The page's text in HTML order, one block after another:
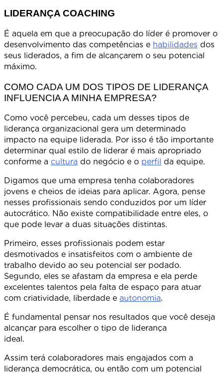
LIDERANÇA COACHING
É aquela em que a preocupação do líder é promover o
desenvolvimento das competências e habilidades dos
seus liderados, a fim de alcançarem o seu potencial
máximo.
COMO CADA UM DOS TIPOS DE LIDERANÇA
INFLUENCIA A MINHA EMPRESA?
Como você percebeu, cada um desses tipos de
liderança organizacional gera um determinado
impacto na equipe liderada. Por isso é tão importante
determinar qual estilo de liderar é mais apropriado
conforme a cultura do negócio e o perfil da equipe.
Digamos que uma empresa tenha colaboradores
jovens e cheios de ideias para aplicar. Agora, pense
nesses profissionais sendo conduzidos por um líder
autocrático. Não existe compatibilidade entre eles, o
que pode levar a duas situações distintas.
Primeiro, esses profissionais podem estar
desmotivados e insatisfeitos com o ambiente de
trabalho devido ao seu potencial ser podado.
Segundo, eles se afastam da empresa e ela perde
excelentes talentos pela falta de espaço para atuar
com criatividade, liberdade e autonomia.
É fundamental pensar nos resultados que você deseja
alcançar para escolher o tipo de liderança
ideal.
Assim terá colaboradores mais engajados com a
liderança democrática, ou então com um potencial